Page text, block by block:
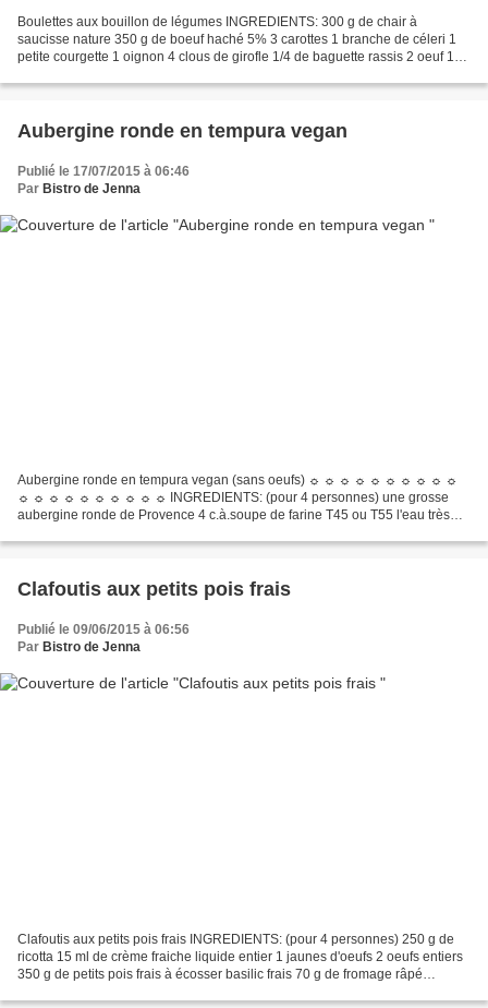
Boulettes aux bouillon de légumes INGREDIENTS: 300 g de chair à
saucisse nature 350 g de boeuf haché 5% 3 carottes 1 branche de céleri 1
petite courgette 1 oignon 4 clous de girofle 1/4 de baguette rassis 2 oeuf 10
Aubergine ronde en tempura vegan
Publié le 17/07/2015 à 06:46
Par Bistro de Jenna
Aubergine ronde en tempura vegan (sans oeufs) ☼ ☼ ☼ ☼ ☼ ☼ ☼ ☼ ☼ ☼
☼ ☼ ☼ ☼ ☼ ☼ ☼ ☼ ☼ ☼ INGREDIENTS: (pour 4 personnes) une grosse
aubergine ronde de Provence 4 c.à.soupe de farine T45 ou T55 l'eau très
Clafoutis aux petits pois frais
Publié le 09/06/2015 à 06:56
Par Bistro de Jenna
Clafoutis aux petits pois frais INGREDIENTS: (pour 4 personnes) 250 g de
ricotta 15 ml de crème fraiche liquide entier 1 jaunes d'oeufs 2 oeufs entiers
350 g de petits pois frais à écosser basilic frais 70 g de fromage râpé